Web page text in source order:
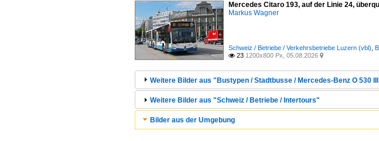
Mercedes Citaro 193, auf der Linie 24,
Markus Wagner
Schweiz / Betriebe / Verkehrsbetriebe Luzern (vbl)
 23 1200x800 Px, 05.08.2026 
Weitere Bilder aus "Bustypen / Stadtbusse / Mercedes-Benz O 530
Weitere Bilder aus "Schweiz / Betriebe / Intertours"
Bilder aus der Umgebung